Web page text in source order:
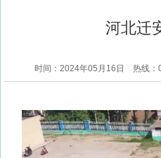
河北迁
时间：2024年05月16日 热线